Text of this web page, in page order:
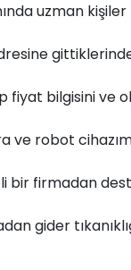
uzman kişiler
bilgisini ve
robot
bir firmadan
gider